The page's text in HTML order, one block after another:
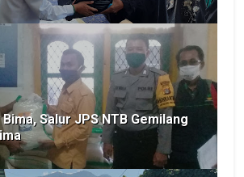
Salur JPS NTB Gemilang